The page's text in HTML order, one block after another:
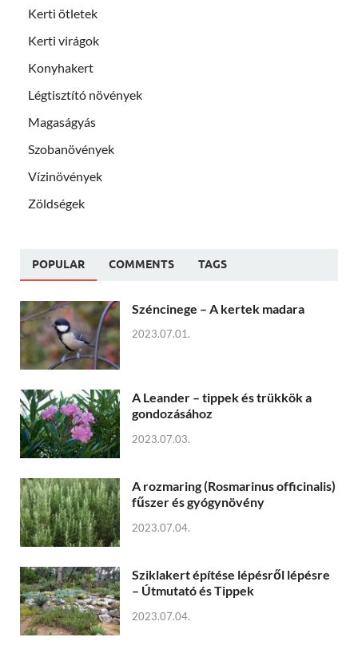
Kerti ötletek
Kerti virágok
Konyhakert
Légtisztító növények
Magaságyás
Szobanövények
Vízinövények
Zöldségek
POPULAR COMMENTS TAGS
Széncinege – A kertek madara
2023.07.01.
A Leander – tippek és trükkök a
gondozásához
2023.07.03.
A rozmaring (Rosmarinus officinalis)
fűszer és gyógynövény
2023.07.04.
Sziklakert építése lépésről lépésre
– Útmutató és Tippek
2023.07.04.